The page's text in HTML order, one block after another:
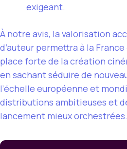
exigeant.
À notre avis, la valorisation
d’auteur permettra à la
place forte de la création
en sachant séduire de
l’échelle européenne et
distributions ambitieuses et
lancement mieux orchestrées.